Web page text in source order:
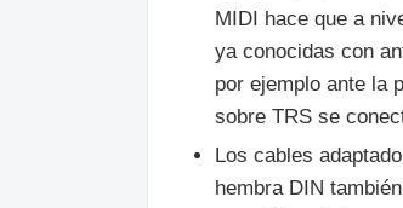
MIDI hace que a
ya conocidas con
por ejemplo ante la
sobre TRS se
Los cables
hembra DIN